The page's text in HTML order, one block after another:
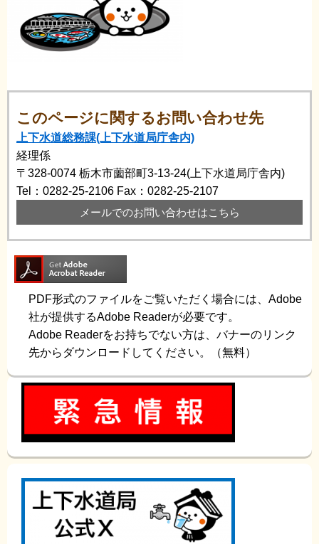
このページに関するお問い合わせ先
上下水道総務課(上下水道局庁舎内)
経理係
〒328-0074 栃木市薗部町3-13-24(上下水道局庁舎内)
Tel：0282-25-2106 Fax：0282-25-2107
メールでのお問い合わせはこちら
PDF形式のファイルをご覧いただく場合には、Adobe
社が提供するAdobe Readerが必要です。
Adobe Readerをお持ちでない方は、バナーのリンク
先からダウンロードしてください。（無料）